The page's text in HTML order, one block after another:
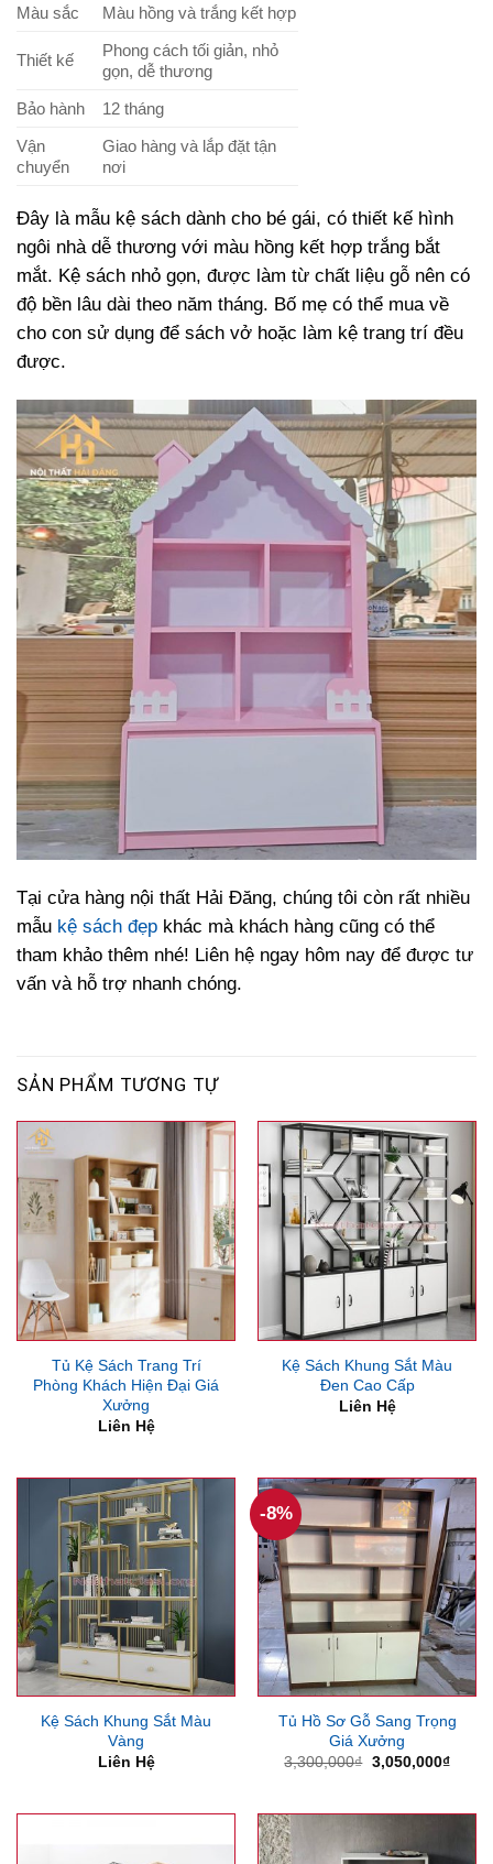
Màu sắc Màu hồng và trắng kết hợp
Thiết kế
Phong cách tối giản, nhỏ
gọn, dễ thương
Bảo hành
12 tháng
Vận
chuyển
Giao hàng và lắp đặt tận
nơi
Đây là mẫu kệ sách dành cho bé gái, có thiết kế hình
ngôi nhà dễ thương với màu hồng kết hợp trắng bắt
mắt. Kệ sách nhỏ gọn, được làm từ chất liệu gỗ nên có
độ bền lâu dài theo năm tháng. Bố mẹ có thể mua về
cho con sử dụng để sách vở hoặc làm kệ trang trí đều
được.
Tại cửa hàng nội thất Hải Đăng, chúng tôi còn rất nhiều
mẫu kệ sách đẹp khác mà khách hàng cũng có thể
tham khảo thêm nhé! Liên hệ ngay hôm nay để được tư
vấn và hỗ trợ nhanh chóng.
SẢN PHẨM TƯƠNG TỰ
Tủ Kệ Sách Trang Trí
Phòng Khách Hiện Đại Giá
Xưởng
Liên Hệ
Kệ Sách Khung Sắt Màu
Đen Cao Cấp
Liên Hệ
Kệ Sách Khung Sắt Màu
Vàng
Liên Hệ
-8%
Tủ Hồ Sơ Gỗ Sang Trọng
Giá Xưởng
3,300,000₫ Giá
3,050,000₫Giá